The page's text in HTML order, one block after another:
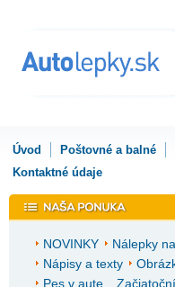
Úvod Poštovné a balné
Kontaktné údaje
NOVINKY Nálepky
Nápisy a texty
Pes v aute